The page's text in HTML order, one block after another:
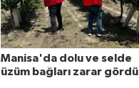
Manisa'da dolu ve selde
üzüm bağları zarar gördü